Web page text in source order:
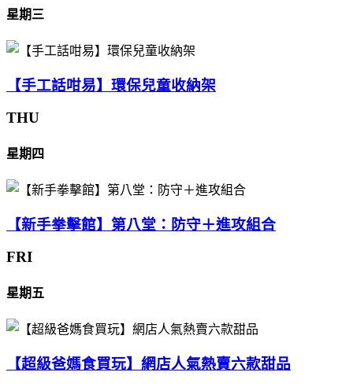
星期三
【手工話咁易】環保兒童收納架
THU
星期四
【新手拳擊館】第八堂：防守＋進攻組合
FRI
星期五
【超級爸媽食買玩】網店人氣熱賣六款甜品